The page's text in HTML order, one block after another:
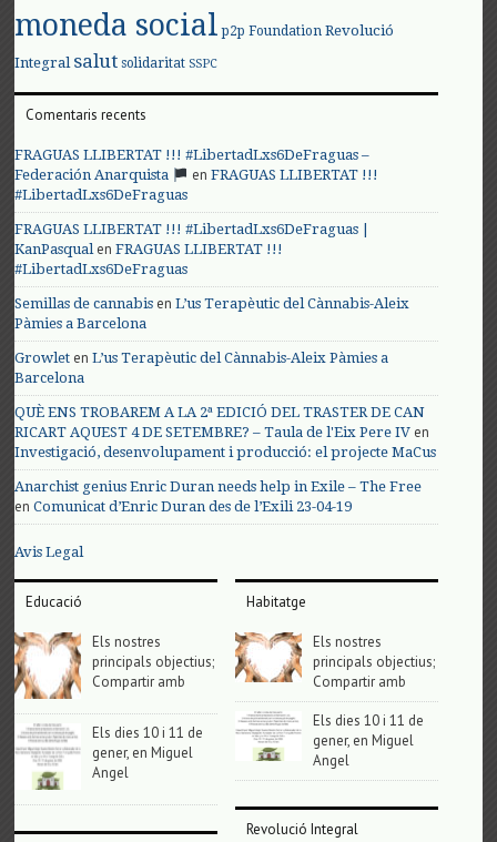
moneda social p2p Foundation Revolució
Integral salut solidaritat SSPC
Comentaris recents
FRAGUAS LLIBERTAT !!! #LibertadLxs6DeFraguas –
Federación Anarquista
enFRAGUAS LLIBERTAT !!!
#LibertadLxs6DeFraguas
FRAGUAS LLIBERTAT !!! #LibertadLxs6DeFraguas |
KanPasqualenFRAGUAS LLIBERTAT !!!
#LibertadLxs6DeFraguas
Semillas de cannabis enL’us Terapèutic del Cànnabis-Aleix
Pàmies a Barcelona
Growlet enL’us Terapèutic del Cànnabis-Aleix Pàmies a
Barcelona
QUÈ ENS TROBAREM A LA 2ª EDICIÓ DEL TRASTER DE CAN
RICART AQUEST 4 DE SETEMBRE? – Taula de l'Eix Pere IV en
Investigació, desenvolupament i producció: el projecte MaCus
Anarchist genius Enric Duran needs help in Exile – The Free
enComunicat d’Enric Duran des de l’Exili 23-04-19
Avis Legal
Educació
Els nostres
principals objectius;
Compartir amb
Els dies 10 i 11 de
gener, en Miguel
Angel
Habitatge
Els nostres
principals objectius;
Compartir amb
Els dies 10 i 11 de
gener, en Miguel
Angel
Revolució Integral